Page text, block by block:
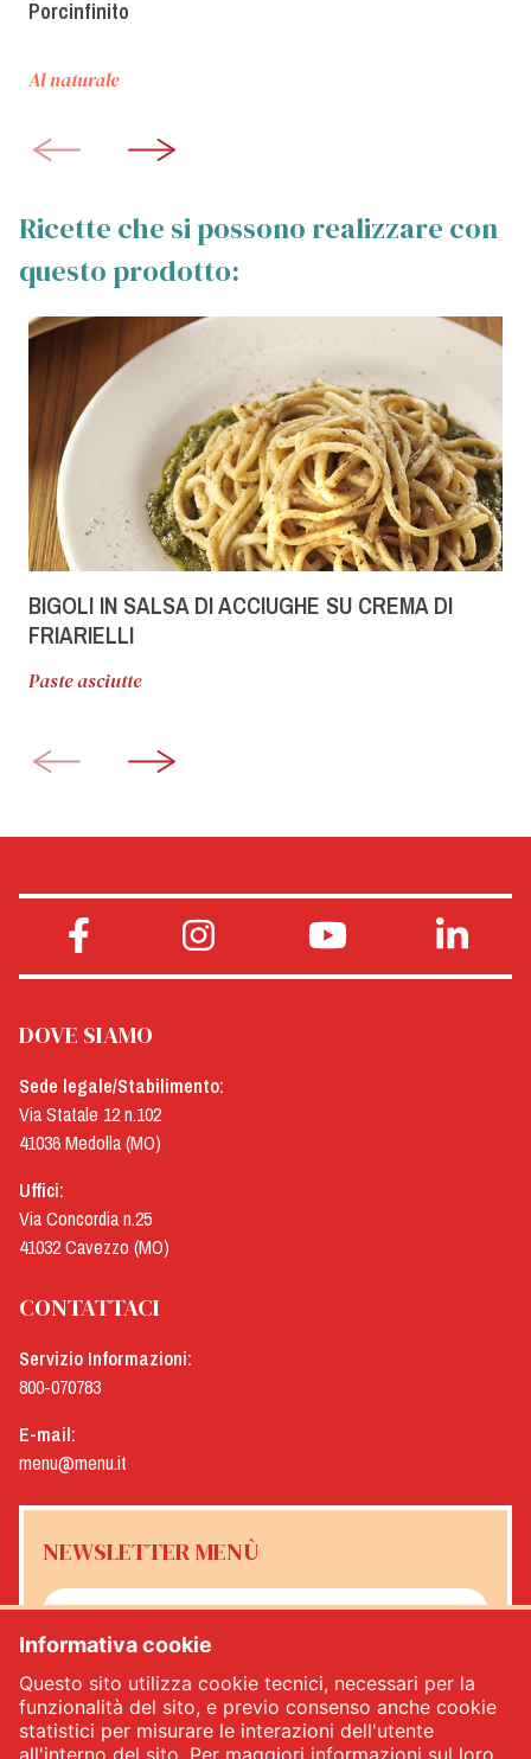
Porcinfinito
Al naturale
Ricette che si possono realizzare con
questo prodotto:
BIGOLI IN SALSA DI ACCIUGHE SU CREMA DI
FRIARIELLI
Paste asciutte
DOVE SIAMO
Sede legale/Stabilimento:
Via Statale 12 n.102
41036 Medolla (MO)
Uffici:
Via Concordia n.25
41032 Cavezzo (MO)
CONTATTACI
Servizio Informazioni:
800-070783
E-mail:
menu@menu.it
NEWSLETTER MENÙ
ISCRIVITI
Informativa cookie
Questo sito utilizza cookie tecnici, necessari per la
funzionalità del sito, e previo consenso anche cookie
statistici per misurare le interazioni dell'utente
all'interno del sito. Per maggiori informazioni sul loro